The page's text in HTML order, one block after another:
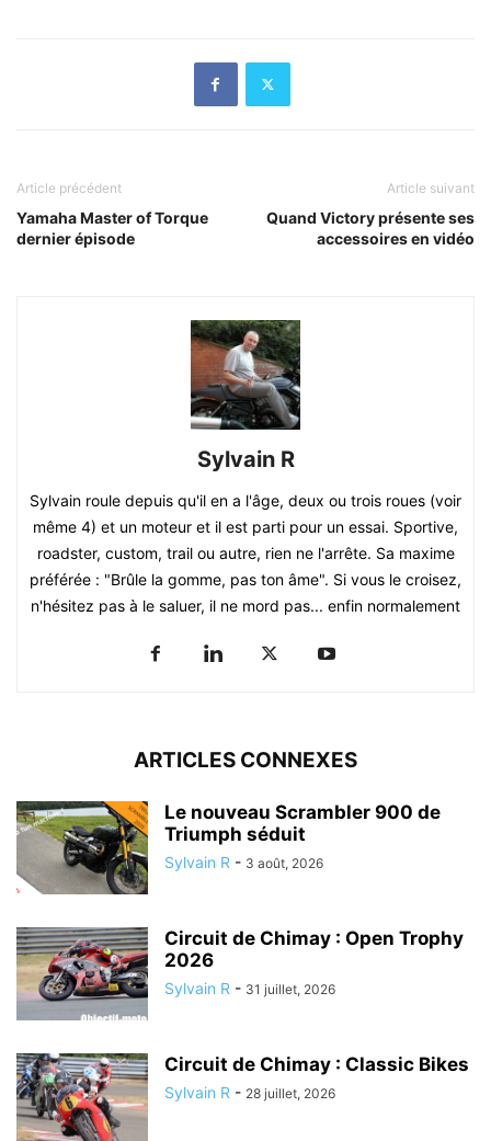
Article précédent
Yamaha Master of Torque
dernier épisode
Article suivant
Quand Victory présente ses
accessoires en vidéo
Sylvain R
Sylvain roule depuis qu'il en a l'âge, deux ou trois roues (voir
même 4) et un moteur et il est parti pour un essai. Sportive,
roadster, custom, trail ou autre, rien ne l'arrête. Sa maxime
préférée : "Brûle la gomme, pas ton âme". Si vous le croisez,
n'hésitez pas à le saluer, il ne mord pas... enfin normalement
ARTICLES CONNEXES
Le nouveau Scrambler 900 de
Triumph séduit
Sylvain R - 3 août, 2026
Circuit de Chimay : Open Trophy
2026
Sylvain R - 31 juillet, 2026
Circuit de Chimay : Classic Bikes
Sylvain R - 28 juillet, 2026